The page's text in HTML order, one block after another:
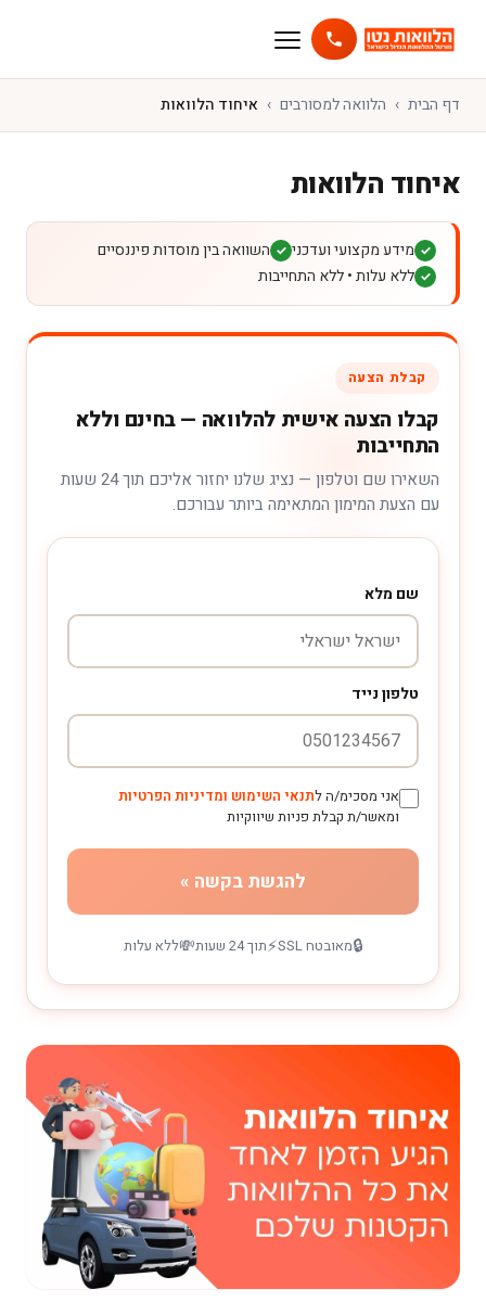
דף הבית הלוואה למסורבים איחוד הלוואות
איחוד הלוואות
✓ מידע מקצועי ועדכני ✓ השוואה בין מוסדות פיננסיים
✓ ללא עלות • ללא התחייבות
קבלת הצעה
קבלו הצעה אישית להלוואה — בחינם וללא
התחייבות
השאירו שם וטלפון — נציג שלנו יחזור אליכם תוך 24 שעות
עם הצעת המימון המתאימה ביותר עבורכם.
שם מלא
טלפון נייד
אני מסכימ/ה לתנאי השימוש ומדיניות הפרטיות
ומאשר/ת קבלת פניות שיווקיות
להגשת בקשה »
🔒מאובטח SSL ⚡תוך 24 שעות 💸ללא עלות